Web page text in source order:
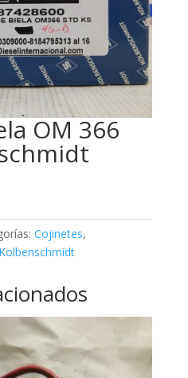
OM 366
Cojinetes,
Kolbenschmidt